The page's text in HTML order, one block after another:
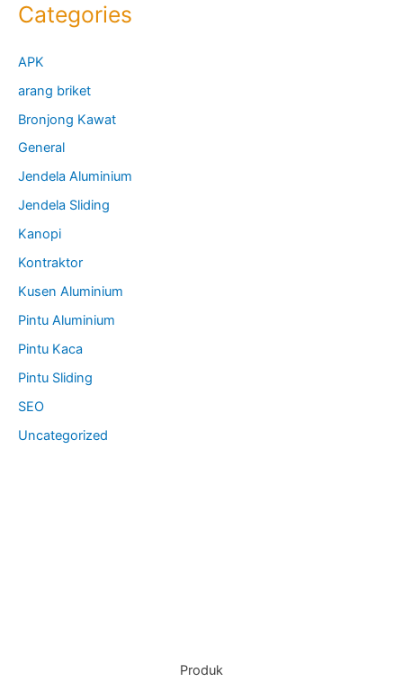
Categories
APK
arang briket
Bronjong Kawat
General
Jendela Aluminium
Jendela Sliding
Kanopi
Kontraktor
Kusen Aluminium
Pintu Aluminium
Pintu Kaca
Pintu Sliding
SEO
Uncategorized
Produk